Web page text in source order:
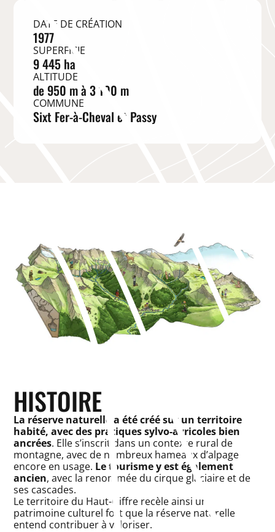
DATE DE CRÉATION
1977
SUPERFICIE
9 445 ha
ALTITUDE
de 950 m à 3 100 m
COMMUNE
Sixt Fer-à-Cheval et Passy
HISTOIRE
La réserve naturelle a été créé sur un territoire
habité, avec des pratiques sylvo-agricoles bien
ancrées. Elle s’inscrit dans un contexte rural de
montagne, avec de nombreux hameaux d’alpage
encore en usage. Le tourisme y est également
ancien, avec la renommée du cirque glaciaire et de
ses cascades.
Le territoire du Haut-Giffre recèle ainsi un
patrimoine culturel fort que la réserve naturelle
entend contribuer à valoriser.